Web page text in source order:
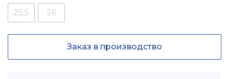
25,5 26
Заказ в производство